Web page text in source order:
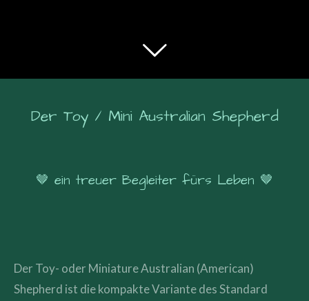
Der Toy / Mini Australian Shepherd
🤎 ein treuer Begleiter fürs Leben 🤎
Der Toy- oder Miniature Australian (American)
Shepherd ist die kompakte Variante des Standard